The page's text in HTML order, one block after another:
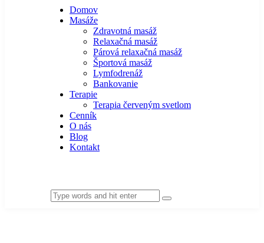
Domov
Masáže
Zdravotná masáž
Relaxačná masáž
Párová relaxačná masáž
Športová masáž
Lymfodrenáž
Bankovanie
Terapie
Terapia červeným svetlom
Cenník
O nás
Blog
Kontakt